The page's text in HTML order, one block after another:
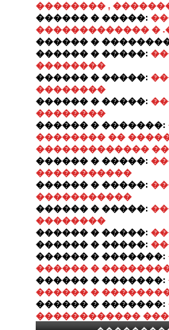
�������� ,
������ � �����:
������������� �
������ �
������ � �����:
��������
������ � �����:
��������
������ � �����:
��������
������ � �������:
�������� ��
�������������
������ � �����:
�����������
������ � �����:
�����������
������ � �����:
��������
������ � �����:
������ � �����:
������ � �������:
������ �
������ � �������:
������ �
������ � �������:
������������